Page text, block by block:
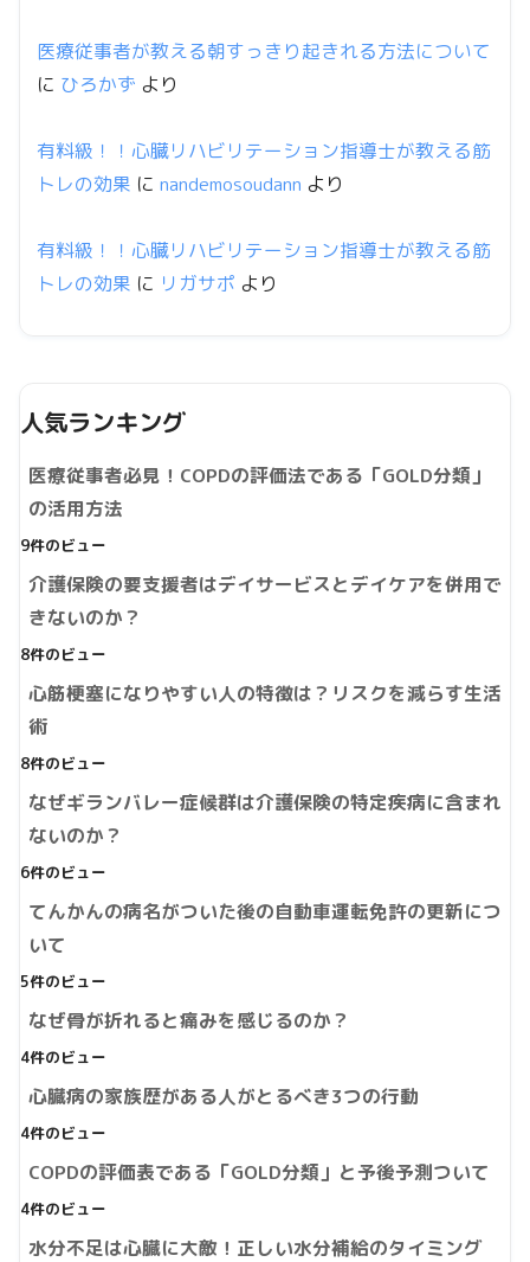
医療従事者が教える朝すっきり起きれる方法について
に ひろかず より
有料級！！心臓リハビリテーション指導士が教える筋
トレの効果 に nandemosoudann より
有料級！！心臓リハビリテーション指導士が教える筋
トレの効果 に リガサポ より
人気ランキング
医療従事者必見！COPDの評価法である「GOLD分類」
の活用方法
9件のビュー
介護保険の要支援者はデイサービスとデイケアを併用で
きないのか？
8件のビュー
心筋梗塞になりやすい人の特徴は？リスクを減らす生活
術
8件のビュー
なぜギランバレー症候群は介護保険の特定疾病に含まれ
ないのか？
6件のビュー
てんかんの病名がついた後の自動車運転免許の更新につ
いて
5件のビュー
なぜ骨が折れると痛みを感じるのか？
4件のビュー
心臓病の家族歴がある人がとるべき3つの行動
4件のビュー
COPDの評価表である「GOLD分類」と予後予測ついて
4件のビュー
水分不足は心臓に大敵！正しい水分補給のタイミング